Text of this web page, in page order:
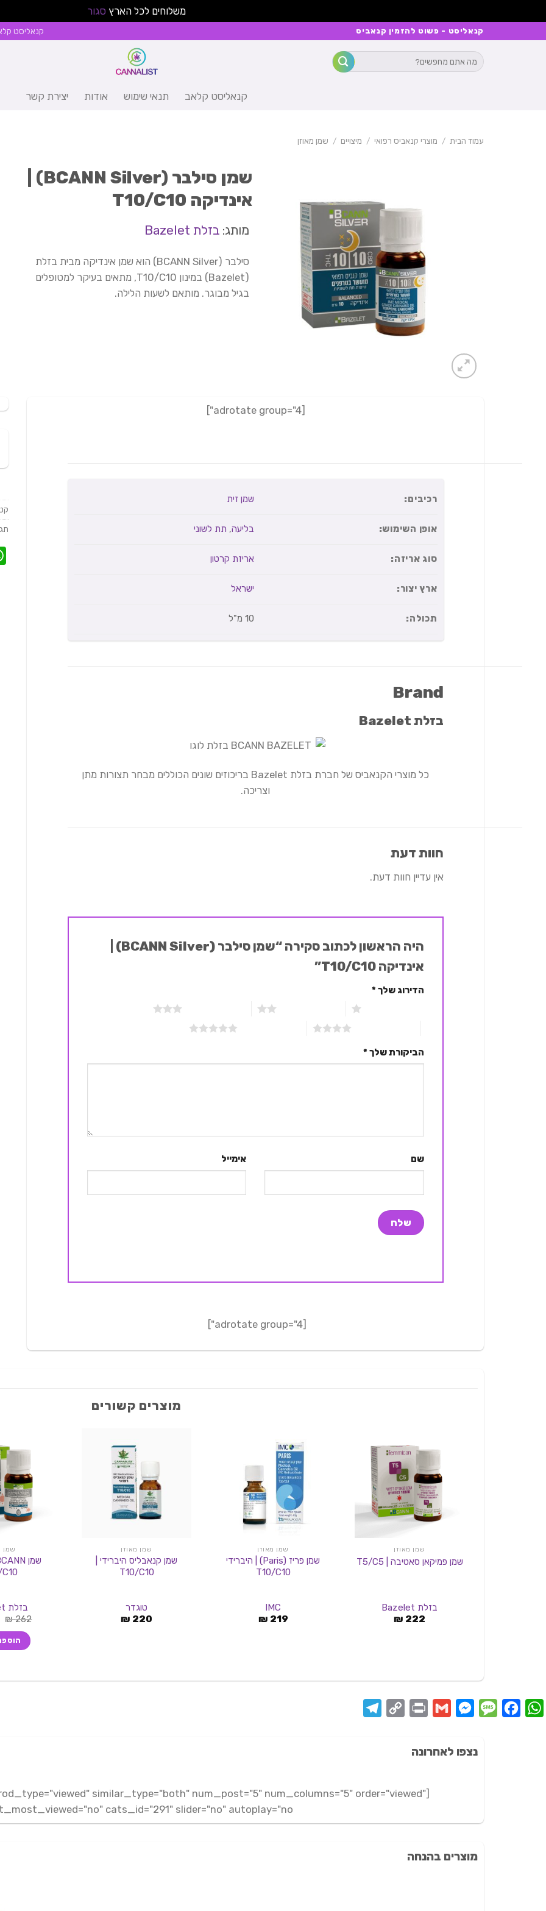
משלוחים לכל הארץ סגור
קנאליסט - פשוט להזמין קנאביס קנאליסט
חיפוש
עבור:
קנאליסט קלאב תנאי שימוש אודות יצירת קשר
עמוד הבית / מוצרי קנאביס רפואי / מיצויים / שמן מאוזן
שמן סילבר (BCANN Silver) |
אינדיקה T10/C10
מותג: בזלת Bazelet
סילבר (BCANN Silver) הוא שמן אינדיקה מבית בזלת
(Bazelet) במינון T10/C10, מתאים בעיקר למטופלים
בגיל מבוגר. מותאם לשעות הלילה.
[adrotate group="4"]
רכיבים: שמן זית
אופן השימוש: בליעה, תת לשוני
סוג אריזה: אריזת קרטון
ארץ יצור: ישראל
תכולה: 10 מ"ל
Brand
בזלת Bazelet
כל מוצרי הקנאביס של חברת בזלת Bazelet בריכוזים שונים הכוללים מבחר תצורות מתן
וצריכה.
חוות דעת
אין עדיין חוות דעת.
היה הראשון לכתוב סקירה “שמן סילבר (BCANN Silver) |
אינדיקה T10/C10”
הדירוג שלך*
הביקורת שלך*
שם אימייל
[adrotate group="4"]
מוצרים קשורים
שמן מאוזן
שמן פמיקאן סאטיבה | T5/C5
בזלת Bazelet
222
₪
שמן מאוזן
שמן פריז (Paris) | היברידי
T10/C10
IMC
219
₪
שמן מאוזן
שמן קנאבליס היברידי |
T10/C10
טוגדר
220
₪
שמן
בזלת Bazelet
262
₪
WhatsApp
Facebook
Message
Messenger
Gmail
Print
Copy
נצפו לאחרונה
similar_type="both" num_post="5" num_columns="5" order="viewed"
cats_id="291" slider="no" autoplay="no"]
מוצרים בהנחה